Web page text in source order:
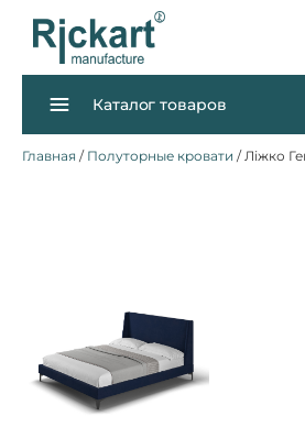
Каталог товаров
Диваны
Главная / Полуторные кровати / Ліжко